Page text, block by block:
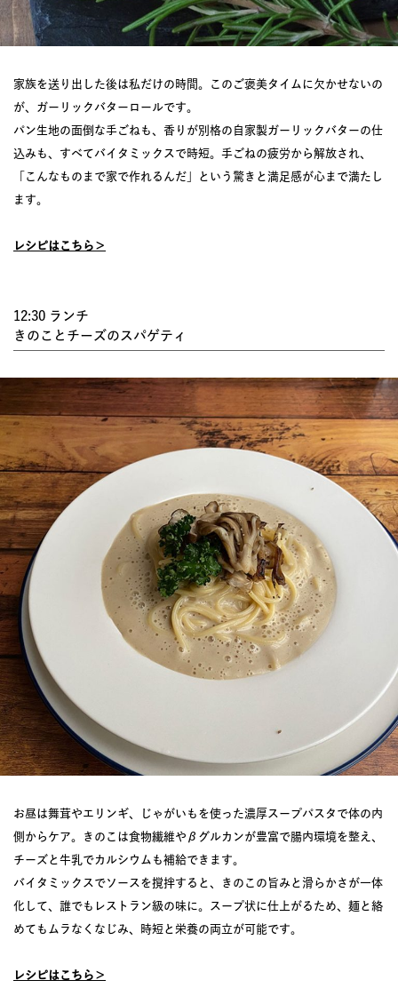
家族を送り出した後は私だけの時間。このご褒美タイムに欠かせないの
が、ガーリックバターロールです。
パン生地の面倒な手ごねも、香りが別格の自家製ガーリックバターの仕
込みも、すべてバイタミックスで時短。手ごねの疲労から解放され、
「こんなものまで家で作れるんだ」という驚きと満足感が心まで満たし
ます。
レシピはこちら＞
12:30 ランチ
きのことチーズのスパゲティ
お昼は舞茸やエリンギ、じゃがいもを使った濃厚スープパスタで体の内
側からケア。きのこは食物繊維やβグルカンが豊富で腸内環境を整え、
チーズと牛乳でカルシウムも補給できます。
バイタミックスでソースを撹拌すると、きのこの旨みと滑らかさが一体
化して、誰でもレストラン級の味に。スープ状に仕上がるため、麺と絡
めてもムラなくなじみ、時短と栄養の両立が可能です。
レシピはこちら＞